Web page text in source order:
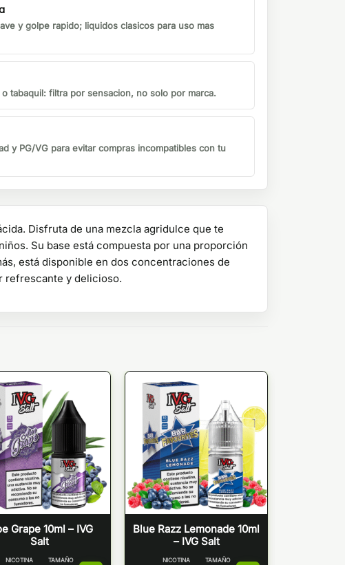
y golpe rapido; liquidos clasicos para uso mas
tabaquil: filtra por sensacion, no solo por marca.
y PG/VG para evitar compras incompatibles con tu
Disfruta de una mezcla agridulce que te
Su base está compuesta por una proporción
está disponible en dos concentraciones de
refrescante y delicioso.
Grape 10ml – IVG
Salt
NICOTINA TAMAÑO
Blue Razz Lemonade 10ml
– IVG Salt
NICOTINA TAMAÑO